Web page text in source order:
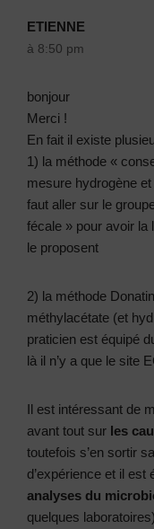
ETIENNE
à 8:50 pm
bonjour
Merci !
En fait il existe
1) la méthode «
mesure hydrogène
faut aller sur le
fécale » pour avoir la
le proposent
2) la méthode
méthylacétate (et
praticien est équipé
là il n’y a que le site
Il est intéressant de
avant tout sur les
toutefois s’en sortir
d’expérience et il est
analyses du
quelques